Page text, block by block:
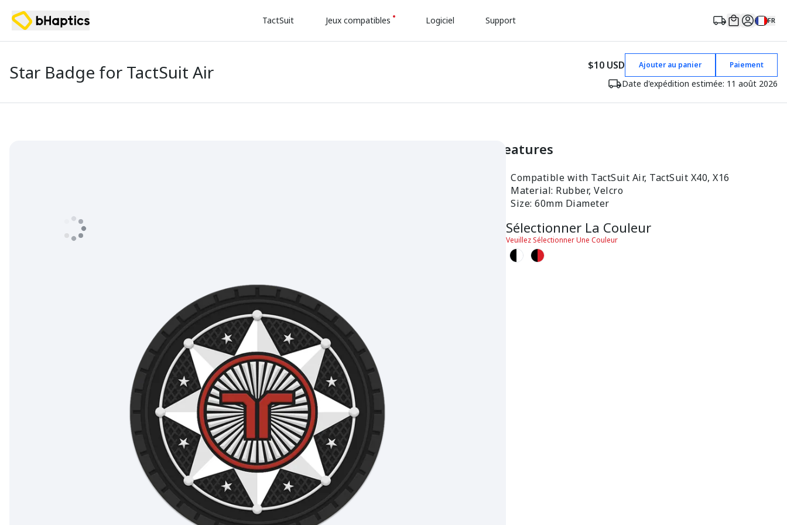
TactSuit Jeux compatibles Logiciel Support FR
Star Badge for TactSuit Air $10 USD Ajouter au panier Paiement
Date d'expédition estimée: 11 août 2026
Features
Compatible with TactSuit Air, TactSuit X40, X16
Material: Rubber, Velcro
Size: 60mm Diameter
Sélectionner La Couleur
Veuillez Sélectionner Une Couleur